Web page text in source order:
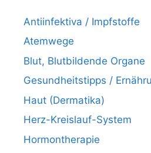
Antiinfektiva / Impfstoffe
Atemwege
Blut, Blutbildende Organe
Gesundheitstipps /
Haut (Dermatika)
Herz-Kreislauf-System
Hormontherapie